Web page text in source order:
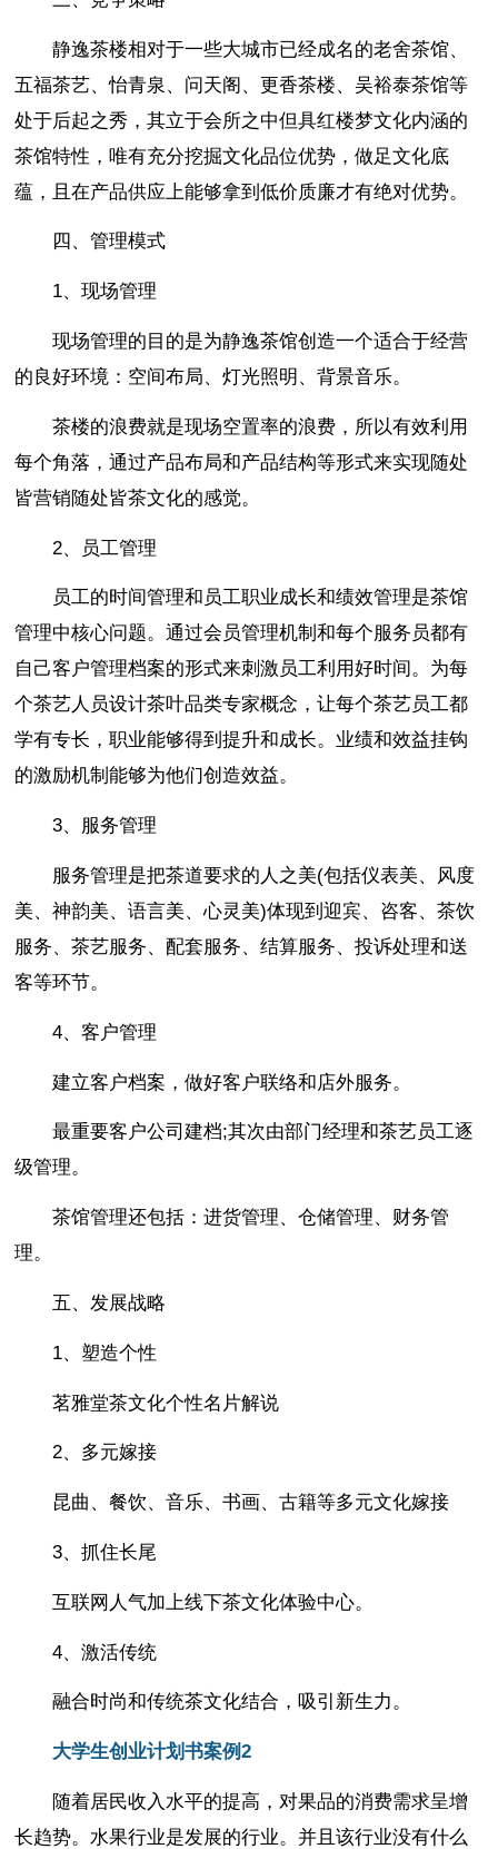
静逸茶楼相对于一些大城市已经成名的老舍茶馆、
五福茶艺、怡青泉、问天阁、更香茶楼、吴裕泰茶馆等
处于后起之秀，其立于会所之中但具红楼梦文化内涵的
茶馆特性，唯有充分挖掘文化品位优势，做足文化底
蕴，且在产品供应上能够拿到低价质廉才有绝对优势。
四、管理模式
1、现场管理
现场管理的目的是为静逸茶馆创造一个适合于经营
的良好环境：空间布局、灯光照明、背景音乐。
茶楼的浪费就是现场空置率的浪费，所以有效利用
每个角落，通过产品布局和产品结构等形式来实现随处
皆营销随处皆茶文化的感觉。
2、员工管理
员工的时间管理和员工职业成长和绩效管理是茶馆
管理中核心问题。通过会员管理机制和每个服务员都有
自己客户管理档案的形式来刺激员工利用好时间。为每
个茶艺人员设计茶叶品类专家概念，让每个茶艺员工都
学有专长，职业能够得到提升和成长。业绩和效益挂钩
的激励机制能够为他们创造效益。
3、服务管理
服务管理是把茶道要求的人之美(包括仪表美、风度
美、神韵美、语言美、心灵美)体现到迎宾、咨客、茶饮
服务、茶艺服务、配套服务、结算服务、投诉处理和送
客等环节。
4、客户管理
建立客户档案，做好客户联络和店外服务。
最重要客户公司建档;其次由部门经理和茶艺员工逐
级管理。
茶馆管理还包括：进货管理、仓储管理、财务管
理。
五、发展战略
1、塑造个性
茗雅堂茶文化个性名片解说
2、多元嫁接
昆曲、餐饮、音乐、书画、古籍等多元文化嫁接
3、抓住长尾
互联网人气加上线下茶文化体验中心。
4、激活传统
融合时尚和传统茶文化结合，吸引新生力。
大学生创业计划书案例2
随着居民收入水平的提高，对果品的消费需求呈增
长趋势。水果行业是发展的行业。并且该行业没有什么